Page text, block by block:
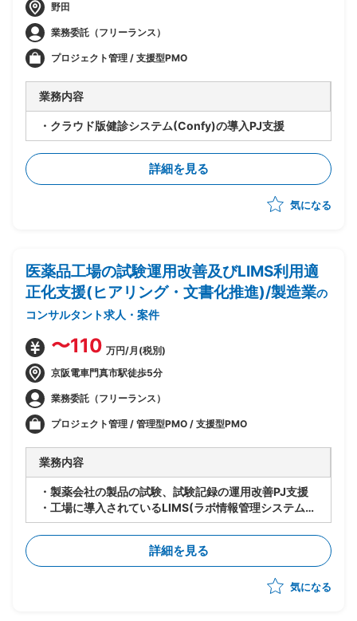
野田
業務委託（フリーランス）
プロジェクト管理 / 支援型PMO
業務内容
・クラウド版健診システム(Confy)の導入PJ支援
詳細を見る
気になる
医薬品工場の試験運用改善及びLIMS利用適
正化支援(ヒアリング・文書化推進)/製造業の
コンサルタント求人・案件
〜110 万円/月(税別)
京阪電車門真市駅徒歩5分
業務委託（フリーランス）
プロジェクト管理 / 管理型PMO / 支援型PMO
業務内容
・製薬会社の製品の試験、試験記録の運用改善PJ支援
・工場に導入されているLIMS(ラボ情報管理システム)
の適切な利用及びデータインテグリティ(DI)担保に向け
た支援
・工場の試験担当への運用ヒアリング、試験関連文書の
確認/文書化
・信頼性保証部門の品質保証担当と対策を検討し改善活
詳細を見る
気になる